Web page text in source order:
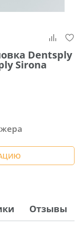
Dentsply
Sirona
Отзывы